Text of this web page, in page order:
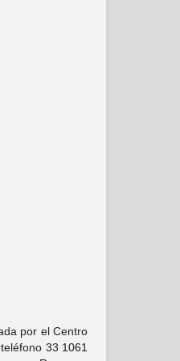
por el Centro
33 1061